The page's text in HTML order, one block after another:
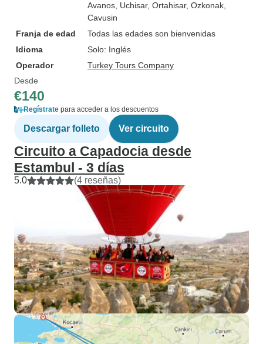
Avanos , Uchisar, Ortahisar, Ozkonak
Cavusin
Franja de edad
Todas las edades son bienvenidas
Idioma
Solo: Inglés
Operador
Turkey Tours Company
Desde
€140
Regístrate para acceder a los descuentos
Descargar folleto Ver circuito
Circuito a Capadocia desde
Estambul - 3 días
5.0 (4 reseñas)